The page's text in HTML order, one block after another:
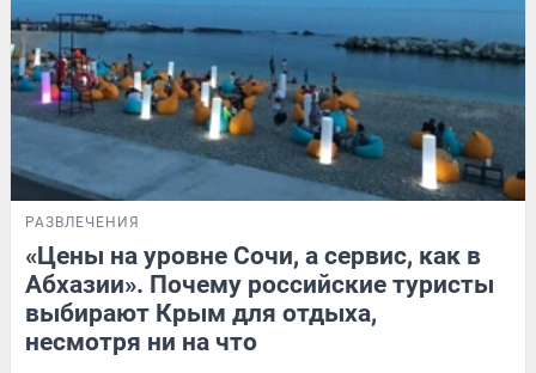
РАЗВЛЕЧЕНИЯ
«Цены на уровне Сочи, а сервис, как в
Абхазии». Почему российские туристы
выбирают Крым для отдыха,
несмотря ни на что